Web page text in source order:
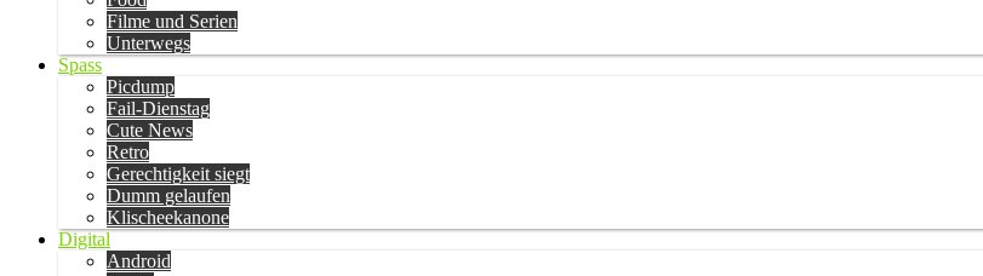
Filme und Serien
Unterwegs
Spass
Picdump
Fail-Dienstag
Cute News
Retro
Gerechtigkeit siegt
Dumm gelaufen
Klischeekanone
Digital
Android